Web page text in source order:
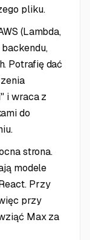
pliku.
(Lambda,
Potrafię dać
i wraca z
do
strona.
modele
Przy
przy
Max za